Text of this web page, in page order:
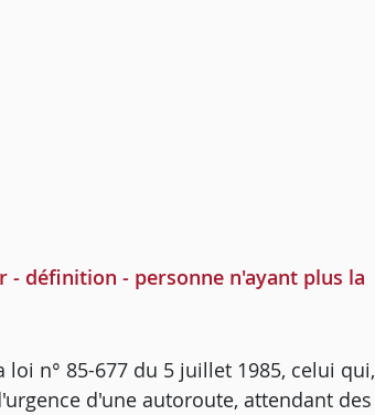
- définition - personne n'ayant plus la
n° 85-677 du 5 juillet 1985, celui qui,
d'une autoroute, attendant des